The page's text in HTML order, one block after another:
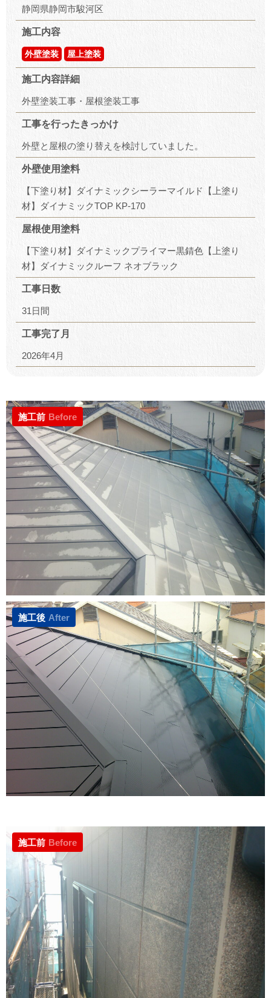
静岡県静岡市駿河区
施工内容
外壁塗装 屋上塗装
施工内容詳細
外壁塗装工事・屋根塗装工事
工事を行ったきっかけ
外壁と屋根の塗り替えを検討していました。
外壁使用塗料
【下塗り材】ダイナミックシーラーマイルド【上塗り
材】ダイナミックTOP KP-170
屋根使用塗料
【下塗り材】ダイナミックプライマー黒錆色【上塗り
材】ダイナミックルーフ ネオブラック
工事日数
31日間
工事完了月
2026年4月
施工前 Before
施工後 After
施工前 Before